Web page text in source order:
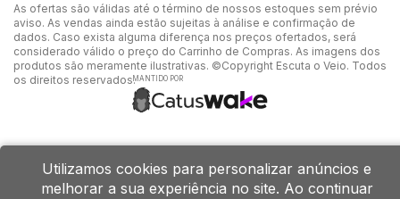
As ofertas são válidas até o término de nossos estoques sem prévio
aviso. As vendas ainda estão sujeitas à análise e confirmação de
dados. Caso exista alguma diferença nos preços ofertados, será
considerado válido o preço do Carrinho de Compras. As imagens dos
produtos são meramente ilustrativas. ©Copyright Escuta o Veio. Todos
os direitos reservados.MANTIDO POR
Utilizamos cookies para personalizar anúncios e
melhorar a sua experiência no site. Ao continuar